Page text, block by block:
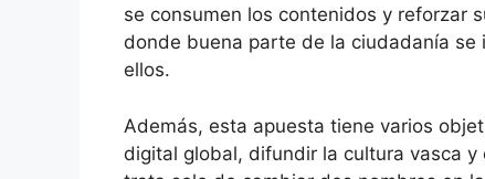
se consumen los contenidos y reforzar
donde buena parte de la ciudadanía
ellos.
Además, esta apuesta tiene varios
digital global, difundir la cultura vasca